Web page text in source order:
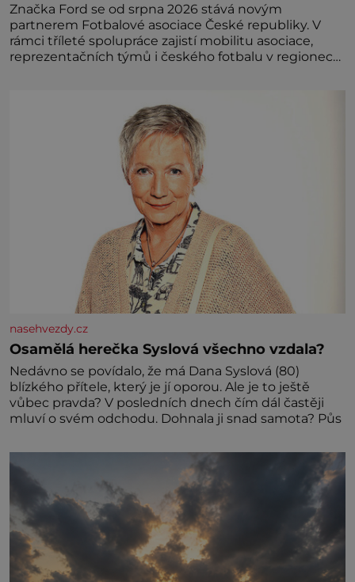
Značka Ford se od srpna 2026 stává novým
partnerem Fotbalové asociace České republiky. V
rámci tříleté spolupráce zajistí mobilitu asociace,
reprezentačních týmů i českého fotbalu v regionech.
nasehvezdy.cz
Osamělá herečka Syslová všechno vzdala?
Nedávno se povídalo, že má Dana Syslová (80)
blízkého přítele, který je jí oporou. Ale je to ještě
vůbec pravda? V posledních dnech čím dál častěji
mluví o svém odchodu. Dohnala ji snad samota? Půs